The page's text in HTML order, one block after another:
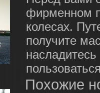
фирменном
колесах.
получите
Похожие